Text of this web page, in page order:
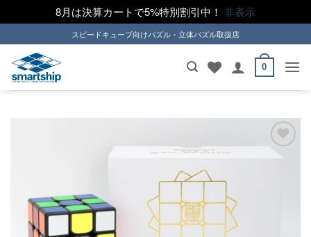
8月は決算カートで5%特別割引中！ 非表示
to
content
スピードキューブ向けパズル・立体パズル取扱店
0